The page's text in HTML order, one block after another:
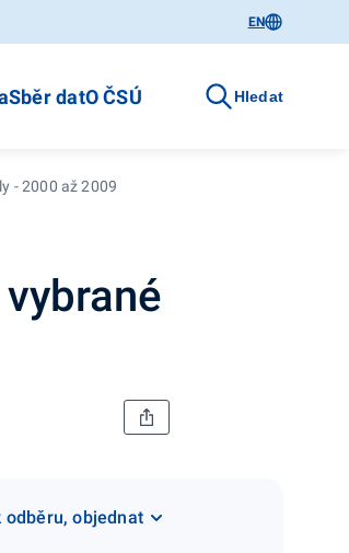
EN
Sběr datO ČSÚ Hledat
- 2000 až 2009
odběru, objednat